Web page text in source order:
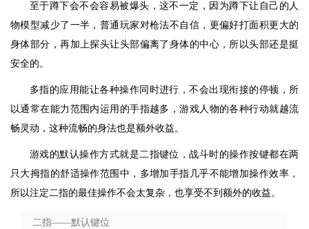
至于蹲下会不会容易被爆头，这不一定，因为蹲下让自己的人
物模型减少了一半，普通玩家对枪法不自信，更偏好打面积更大的
身体部分，再加上探头让头部偏离了身体的中心，所以头部还是挺
安全的。
多指的应用能让各种操作同时进行，不会出现衔接的停顿，所
以通常在能力范围内运用的手指越多，游戏人物的各种行动就越流
畅灵动，这种流畅的身法也是额外收益。
游戏的默认操作方式就是二指键位，战斗时的操作按键都在两
只大拇指的舒适操作范围中，多增加手指几乎不能增加操作效率，
所以注定二指的最佳操作不会太复杂，也享受不到额外的收益。
二指——默认键位